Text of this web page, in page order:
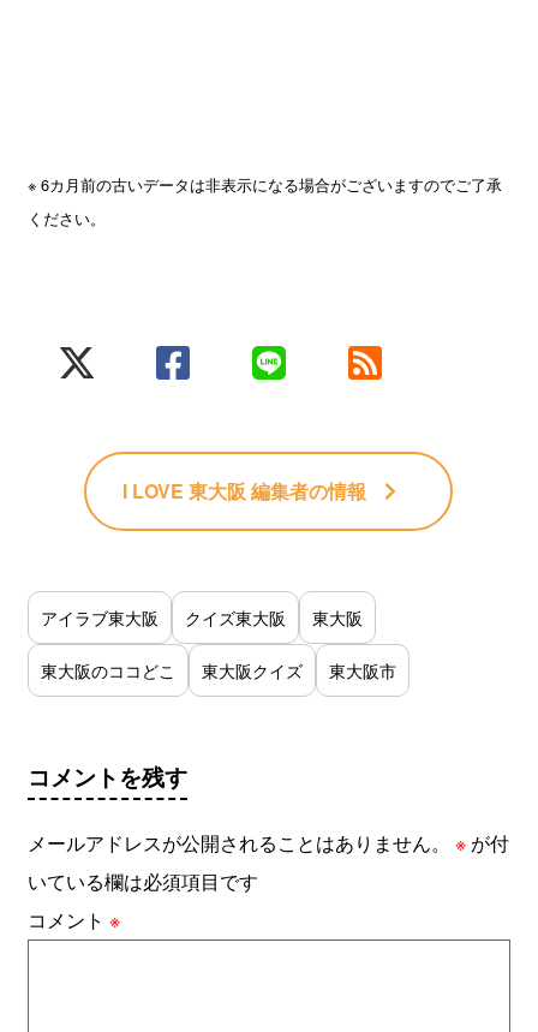
※ 6カ月前の古いデータは非表示になる場合がございますのでご了承
ください。
I LOVE 東大阪 編集者の情報
アイラブ東大阪 クイズ東大阪 東大阪
東大阪のココどこ 東大阪クイズ 東大阪市
コメントを残す
メールアドレスが公開されることはありません。 ※ が付
いている欄は必須項目です
コメント※